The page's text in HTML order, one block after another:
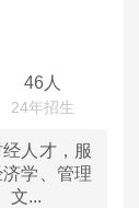
46人
人才，服
学、管理
文...